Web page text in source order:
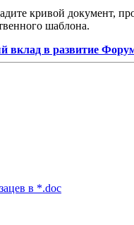
кривой документ,
шаблона.
вклад в развитие
в *.doc